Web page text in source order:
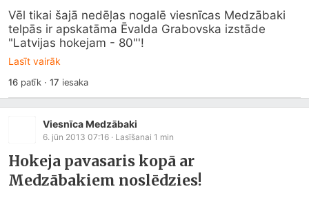
Vēl tikai šajā nedēļas nogalē viesnīcas Medzābaki
telpās ir apskatāma Ēvalda Grabovska izstāde
"Latvijas hokejam - 80"'!
Lasīt vairāk
16patīk · 17 iesaka
Viesnīca Medzābaki
6. jūn 2013 07:16 · Lasīšanai 1 min
Hokeja pavasaris kopā ar
Medzābakiem noslēdzies!